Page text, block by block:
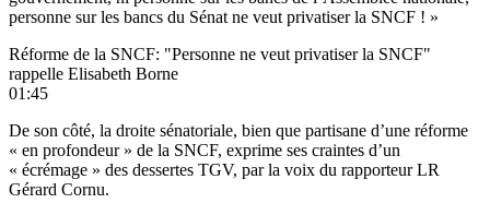
personne sur les bancs du Sénat ne veut privatiser la SNCF ! »
Réforme de la SNCF: "Personne ne veut privatiser la SNCF"
rappelle Elisabeth Borne
01:45
De son côté, la droite sénatoriale, bien que partisane d’une réforme
« en profondeur » de la SNCF, exprime ses craintes d’un
« écrémage » des dessertes TGV, par la voix du rapporteur LR
Gérard Cornu.